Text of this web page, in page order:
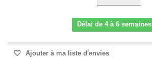
Délai de 4 à 6 semaines
Ajouter à ma liste d'envies